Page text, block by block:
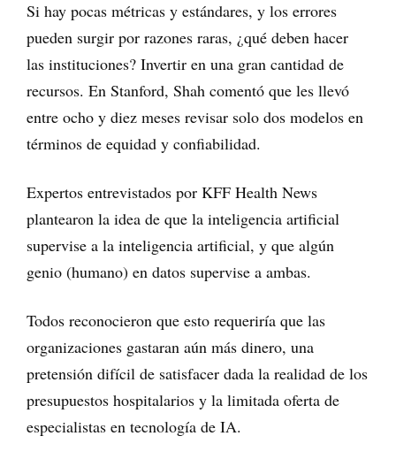
Si hay pocas métricas y estándares, y los errores
pueden surgir por razones raras, ¿qué deben hacer
las instituciones? Invertir en una gran cantidad de
recursos. En Stanford, Shah comentó que les llevó
entre ocho y diez meses revisar solo dos modelos en
términos de equidad y confiabilidad.
Expertos entrevistados por KFF Health News
plantearon la idea de que la inteligencia artificial
supervise a la inteligencia artificial, y que algún
genio (humano) en datos supervise a ambas.
Todos reconocieron que esto requeriría que las
organizaciones gastaran aún más dinero, una
pretensión difícil de satisfacer dada la realidad de los
presupuestos hospitalarios y la limitada oferta de
especialistas en tecnología de IA.